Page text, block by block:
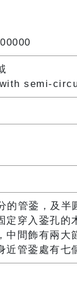
semi-
的管銎，及半
定穿入銎孔的
中間飾有兩大
近管銎處有七